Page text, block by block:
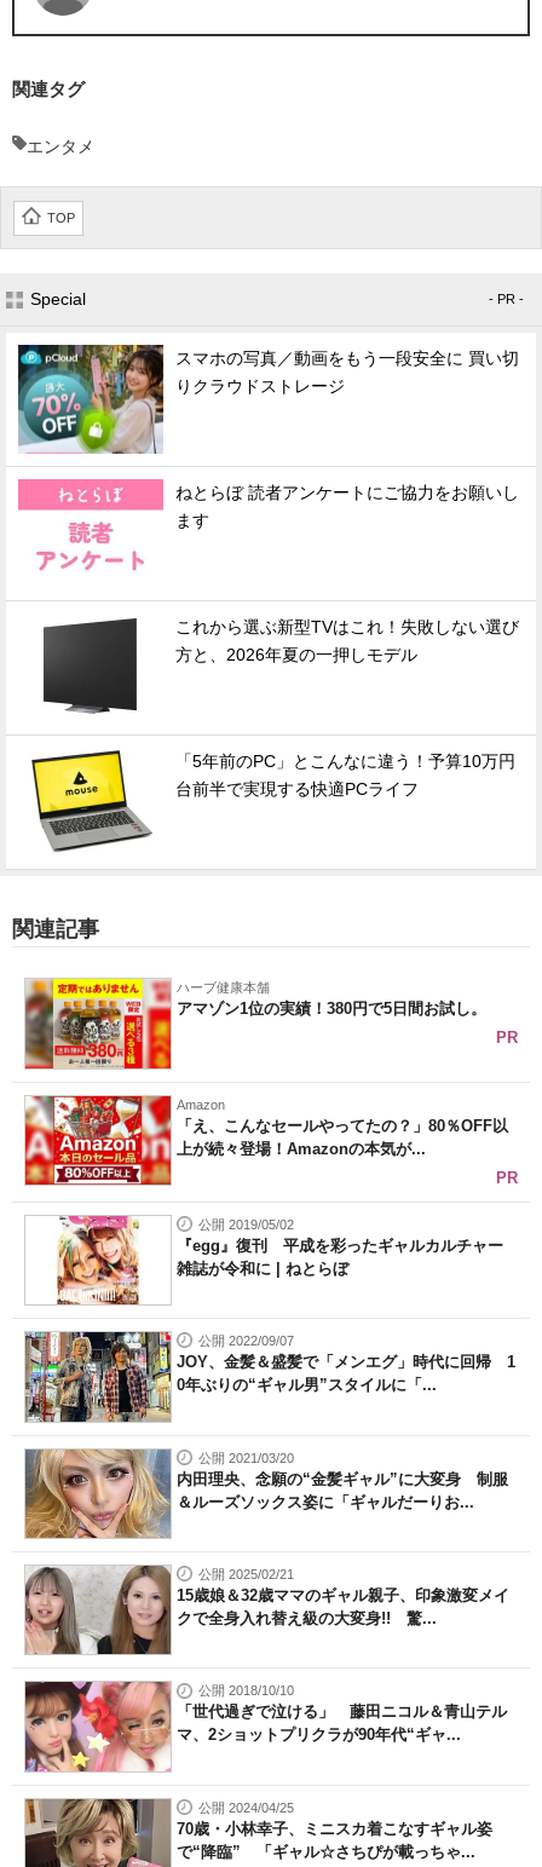
関連タグ
エンタメ
TOP
Special - PR -
スマホの写真／動画をもう一段安全に 買い切
りクラウドストレージ
ねとらぼ 読者アンケートにご協力をお願いし
ます
これから選ぶ新型TVはこれ！失敗しない選び
方と、2026年夏の一押しモデル
「5年前のPC」とこんなに違う！予算10万円
台前半で実現する快適PCライフ
関連記事
ハーブ健康本舗
アマゾン1位の実績！380円で5日間お試し。
PR
Amazon
「え、こんなセールやってたの？」80％OFF以
上が続々登場！Amazonの本気が...
PR
公開 2019/05/02
『egg』復刊 平成を彩ったギャルカルチャー
雑誌が令和に | ねとらぼ
公開 2022/09/07
JOY、金髪＆盛髪で「メンエグ」時代に回帰 1
0年ぶりの“ギャル男”スタイルに「...
公開 2021/03/20
内田理央、念願の“金髪ギャル”に大変身 制服
＆ルーズソックス姿に「ギャルだーりお...
公開 2025/02/21
15歳娘＆32歳ママのギャル親子、印象激変メイ
クで全身入れ替え級の大変身!! 驚...
公開 2018/10/10
「世代過ぎで泣ける」 藤田ニコル＆青山テル
マ、2ショットプリクラが90年代“ギャ...
公開 2024/04/25
70歳・小林幸子、ミニスカ着こなすギャル姿
で“降臨” 「ギャル☆さちぴが載っちゃ...